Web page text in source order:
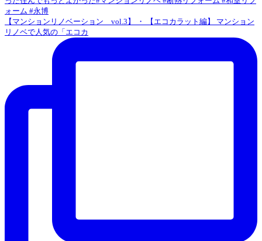
【マンションリノベーション vol.3】 ・ 【エコカラット編】 マンション
リノベで人気の「エコカ